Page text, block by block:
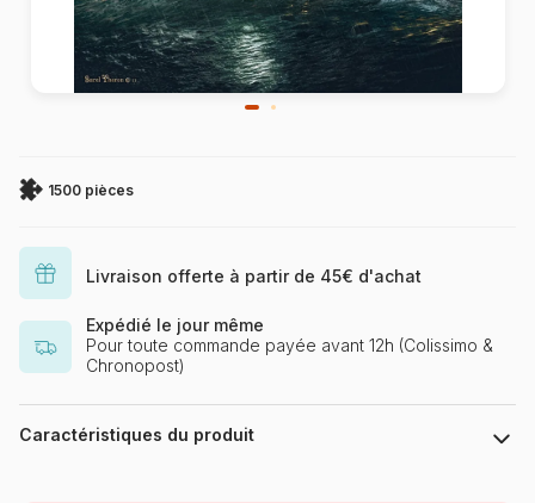
1500 pièces
Livraison offerte à partir de 45€ d'achat
Expédié le jour même
Pour toute commande payée avant 12h (Colissimo &
Chronopost)
Caractéristiques du produit